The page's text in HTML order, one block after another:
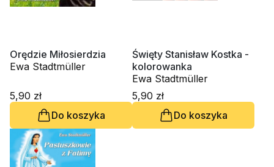
Orędzie Miłosierdzia
Ewa Stadtmüller
5,90 zł
Do koszyka
Święty Stanisław Kostka -
kolorowanka
Ewa Stadtmüller
5,90 zł
Do koszyka